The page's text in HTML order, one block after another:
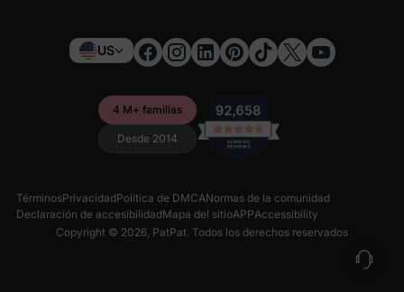
US
4 M+ familias
Desde 2014
TérminosPrivacidadPolítica de DMCANormas de la comunidad
Declaración de accesibilidadMapa del sitioAPPAccessibility
Copyright © 2026, PatPat. Todos los derechos reservados